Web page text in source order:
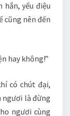
hắn, yểu điệu
cũng nên đến
hay không!”
có chút đại,
ngươi là đừng
ngươi cùng